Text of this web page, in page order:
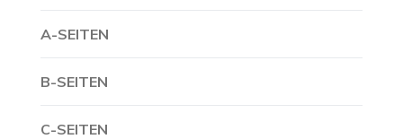
A-SEITEN
B-SEITEN
C-SEITEN